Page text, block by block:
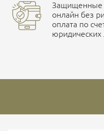
Защищенные
онлайн без
оплата по
юридических